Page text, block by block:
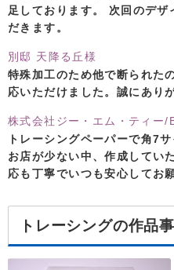
足しております。 次回のデ
だきます。
別邸 天降る丘様
特殊加工のため他で断られた
応いただけました。誠にあり
株式会社ジー・エム・ティー/
トレーシングペーパーで角7
お店が少ない中、作成してい
応も丁寧でいつも安心してお
トレーシングの作品